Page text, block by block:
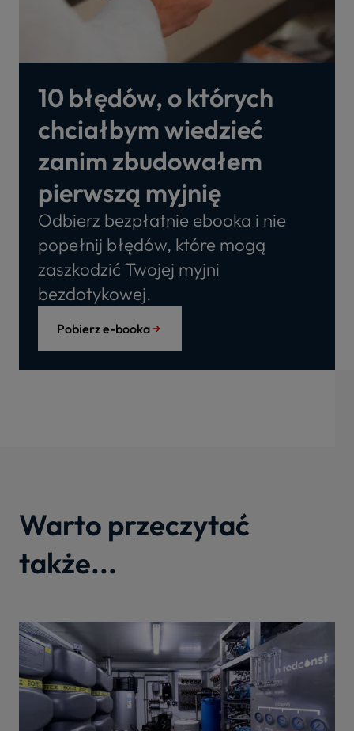
10 błędów, o których
chciałbym wiedzieć
zanim zbudowałem
pierwszą myjnię
Odbierz bezpłatnie ebooka i nie
popełnij błędów, które mogą
zaszkodzić Twojej myjni
bezdotykowej.
Pobierz e-booka
Warto przeczytać
także...